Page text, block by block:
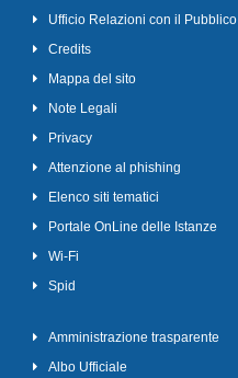
Ufficio Relazioni con il Pubblico
Credits
Mappa del sito
Note Legali
Privacy
Attenzione al phishing
Elenco siti tematici
Portale OnLine delle Istanze
Wi-Fi
Spid
Amministrazione trasparente
Albo Ufficiale